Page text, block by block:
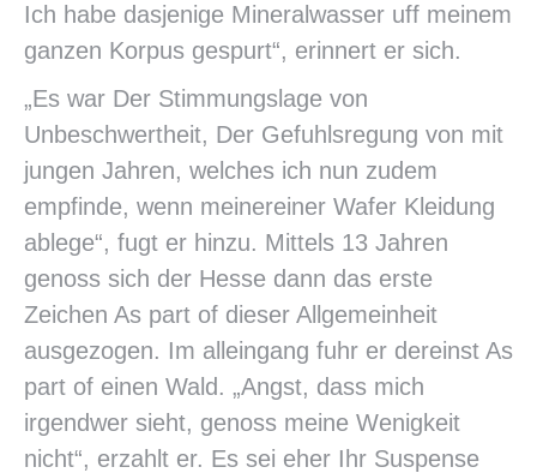
Ich habe dasjenige Mineralwasser uff meinem
ganzen Korpus gespurt“, erinnert er sich.
„Es war Der Stimmungslage von
Unbeschwertheit, Der Gefuhlsregung von mit
jungen Jahren, welches ich nun zudem
empfinde, wenn meinereiner Wafer Kleidung
ablege“, fugt er hinzu. Mittels 13 Jahren
genoss sich der Hesse dann das erste
Zeichen As part of dieser Allgemeinheit
ausgezogen. Im alleingang fuhr er dereinst As
part of einen Wald. „Angst, dass mich
irgendwer sieht, genoss meine Wenigkeit
nicht“, erzahlt er. Es sei eher Ihr Suspense